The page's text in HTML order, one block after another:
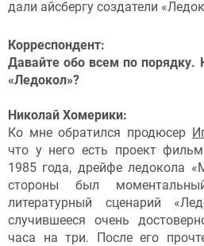
дали айсбергу создатели
Корреспондент:
Давайте обо всем по порядку.
«Ледокол»?
Николай Хомерики:
Ко мне обратился продюсер
что у него есть проект
1985 года, дрейфе ледокола
стороны был
литературный сценарий
случившееся очень
часа на три. После его